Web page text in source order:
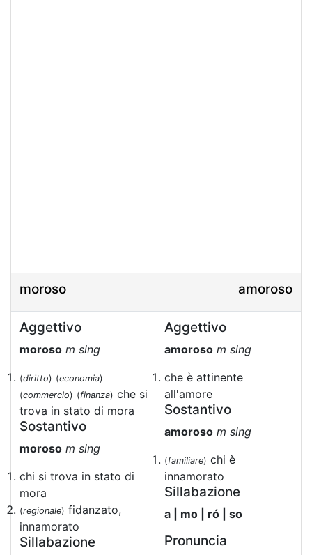
moroso amoroso
Aggettivo
moroso m sing
(diritto) (economia)
(commercio) (finanza) che si
trova in stato di mora
Sostantivo
moroso m sing
chi si trova in stato di
mora
(regionale) fidanzato,
innamorato
Sillabazione
Aggettivo
amoroso m sing
che è attinente
all'amore
Sostantivo
amoroso m sing
(familiare) chi è
innamorato
Sillabazione
a | mo | ró | so
Pronuncia